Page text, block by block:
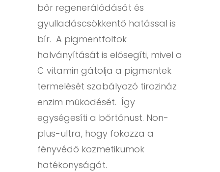
bőr regenerálódását és
gyulladáscsökkentő hatással is
bír. A pigmentfoltok
halványítását is elősegíti, mivel a
C vitamin gátolja a pigmentek
termelését szabályozó tirozináz
enzim működését. Így
egységesíti a bőrtónust. Non-
plus-ultra, hogy fokozza a
fényvédő kozmetikumok
hatékonyságát.